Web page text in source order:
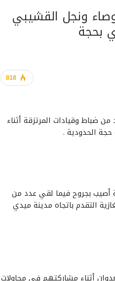
ونجل القشيبي
بحجة
818
من ضباط وقيادات المرتزقة أثناء
حجة الحدودية .
العميد منصور ثوابة أصيب بجروح فيما لقي عدد من
التقدم باتجاه مدينة ميدي
أثناء مشاركتهم في محاولات